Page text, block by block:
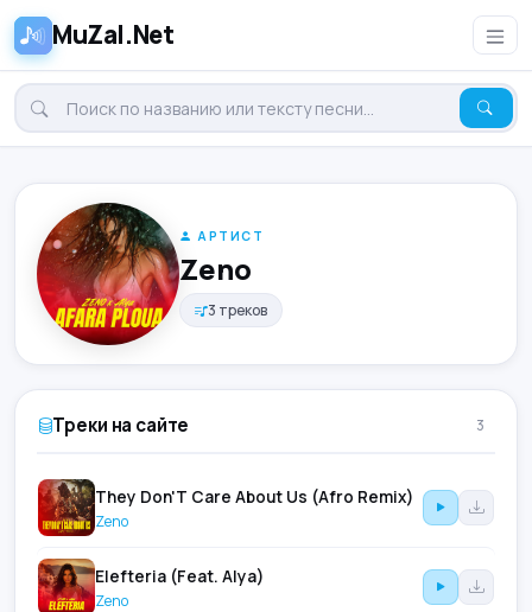
MuZal.Net
АРТИСТ
Zeno
3 треков
Треки на сайте 3
They Don'T Care About Us (Afro Remix)
Zeno
Elefteria (Feat. Alya)
Zeno